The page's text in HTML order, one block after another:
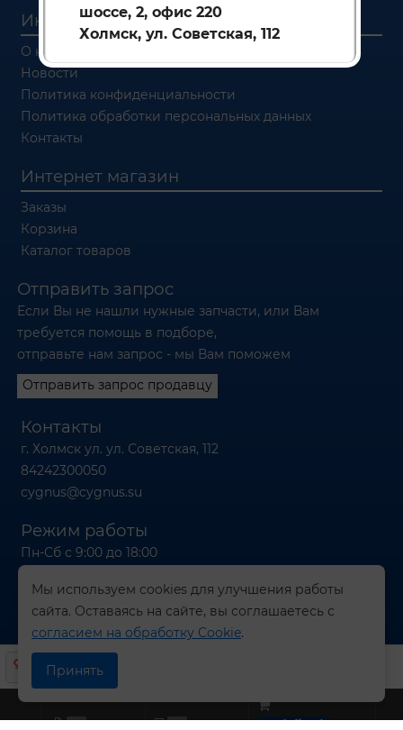
шоссе, 2, офис 220
Холмск, ул. Советская, 112
Информация
О компании
Новости
Политика конфиденциальности
Политика обработки персональных данных
Контакты
Интернет магазин
Заказы
Корзина
Каталог товаров
Отправить запрос
Если Вы не нашли нужные запчасти, или Вам
требуется помощь в подборе,
отправьте нам запрос - мы Вам поможем
Отправить запрос продавцу
Контакты
г. Холмск ул. ул. Советская, 112
84242300050
cygnus@cygnus.su
Режим работы
Пн-Сб с 9:00 до 18:00
0 0 undefined
Мы используем cookies для улучшения работы
сайта. Оставаясь на сайте, вы соглашаетесь с
согласием на обработку Cookie.
Принять